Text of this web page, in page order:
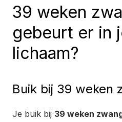
39 weken
gebeurt er in
lichaam?
Buik bij 39 weken
Je buik bij 39 weken